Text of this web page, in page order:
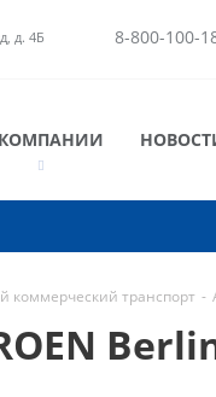
д. 4Б 8-800-100-
коммерческий транспорт -